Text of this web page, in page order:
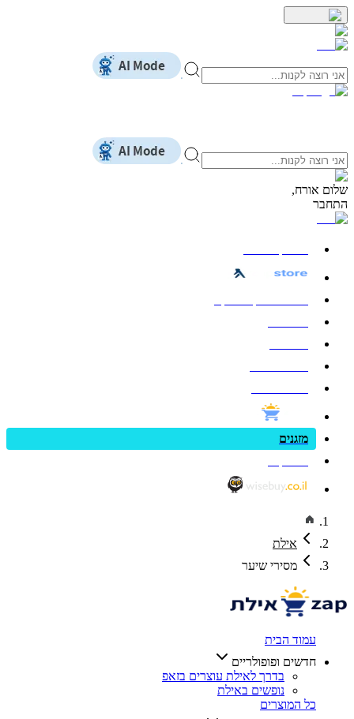
שלום אורח,
התחבר
מזגנים
אילת
מסירי שיער
עמוד הבית
חדשים ופופולריים
בדרך לאילת עוצרים בזאפ
נופשים באילת
כל המוצרים